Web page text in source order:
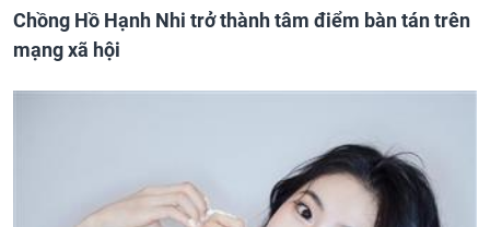
Chồng Hồ Hạnh Nhi trở thành tâm điểm bàn tán trên
mạng xã hội